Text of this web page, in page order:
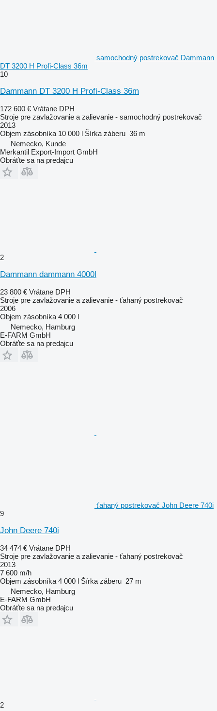
samochodný postrekovač Dammann
DT 3200 H Profi-Class 36m
10
Dammann DT 3200 H Profi-Class 36m
172 600 € Vrátane DPH
Stroje pre zavlažovanie a zalievanie - samochodný postrekovač
2013
Objem zásobníka 10 000 l Šírka záberu 36 m
Nemecko, Kunde
Merkantil Export-Import GmbH
Obráťte sa na predajcu
2
Dammann dammann 4000l
23 800 € Vrátane DPH
Stroje pre zavlažovanie a zalievanie - ťahaný postrekovač
2006
Objem zásobníka 4 000 l
Nemecko, Hamburg
E-FARM GmbH
Obráťte sa na predajcu
ťahaný postrekovač John Deere 740i
9
John Deere 740i
34 474 € Vrátane DPH
Stroje pre zavlažovanie a zalievanie - ťahaný postrekovač
2013
7 600 m/h
Objem zásobníka 4 000 l Šírka záberu 27 m
Nemecko, Hamburg
E-FARM GmbH
Obráťte sa na predajcu
2